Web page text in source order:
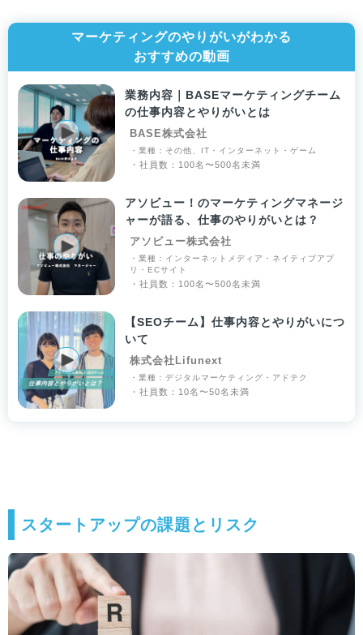
マーケティングのやりがいがわかる
おすすめの動画
業務内容｜BASEマーケティングチーム
の仕事内容とやりがいとは
BASE株式会社
・業種：その他、IT・インターネット・ゲーム
・社員数：100名〜500名未満
アソビュー！のマーケティングマネージ
ャーが語る、仕事のやりがいとは？
アソビュー株式会社
・業種：インターネットメディア・ネイティブアプ
リ・ECサイト
・社員数：100名〜500名未満
【SEOチーム】仕事内容とやりがいにつ
いて
株式会社Lifunext
・業種：デジタルマーケティング・アドテク
・社員数：10名〜50名未満
スタートアップの課題とリスク